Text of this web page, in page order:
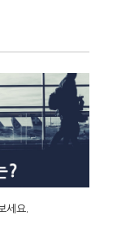
세요.